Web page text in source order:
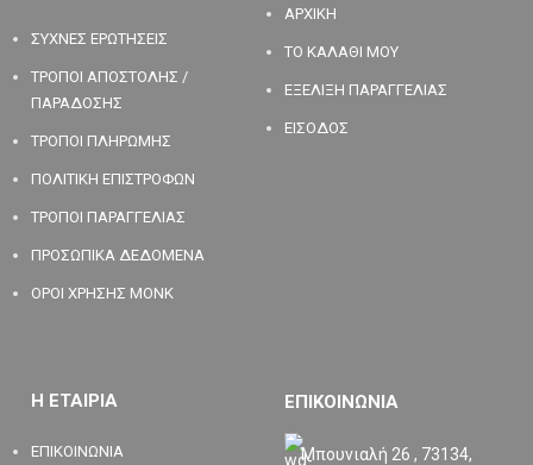
ΣΥΧΝΕΣ ΕΡΩΤΗΣΕΙΣ
ΤΡΟΠΟΙ ΑΠΟΣΤΟΛΗΣ /
ΠΑΡΑΔΟΣΗΣ
ΤΡΟΠΟΙ ΠΛΗΡΩΜΗΣ
ΠΟΛΙΤΙΚΗ ΕΠΙΣΤΡΟΦΩΝ
ΤΡΟΠΟΙ ΠΑΡΑΓΓΕΛΙΑΣ
ΠΡΟΣΩΠΙΚΑ ΔΕΔΟΜΕΝΑ
ΟΡΟΙ ΧΡΗΣΗΣ MONK
ΑΡΧΙΚΗ
ΤΟ ΚΑΛΑΘΙ ΜΟΥ
ΕΞΕΛΙΞΗ ΠΑΡΑΓΓΕΛΙΑΣ
ΕΙΣΟΔΟΣ
Η ΕΤΑΙΡΙΑ
ΕΠΙΚΟΙΝΩΝΙΑ
ΕΠΙΚΟΙΝΩΝΙΑ
Μπουνιαλή 26 , 73134,